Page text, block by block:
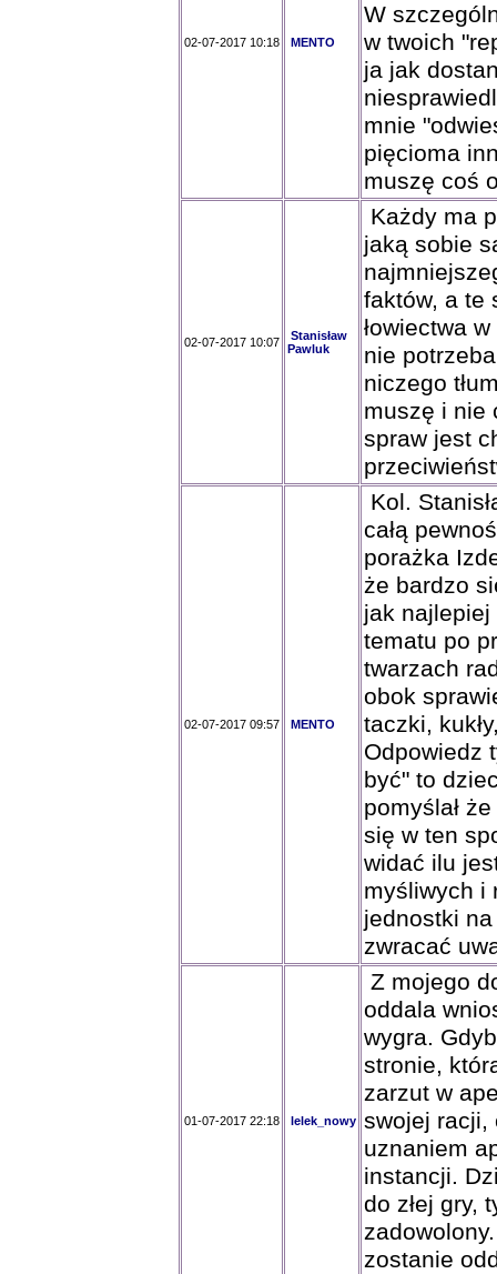
02-07-2017 10:18 MENTO
W
w twoich
ja jak
mnie
pięcioma
muszę coś
02-07-2017 10:07
Stanisław
Pawluk
Każdy ma
jaką sobie
faktów, a te
łowiectwa
nie
niczego
muszę i nie
spraw jest
02-07-2017 09:57 MENTO
Kol.
całą
porażka
że bardzo
jak
tematu po
twarzach
obok
taczki,
Odpowiedz
być" to
pomyślał
się w ten
widać ilu
myśliwych i
jednostki
zwracać
01-07-2017 22:18 lelek_nowy
Z mojego
oddala
wygra.
stronie,
zarzut w
swojej racji,
uznaniem
instancji.
do złej gry,
zostanie